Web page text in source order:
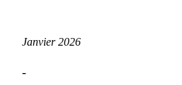
Janvier 2026
-